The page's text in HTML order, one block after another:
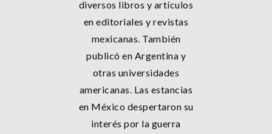
diversos libros y artículos
en editoriales y revistas
mexicanas. También
publicó en Argentina y
otras universidades
americanas. Las estancias
en México despertaron su
interés por la guerra